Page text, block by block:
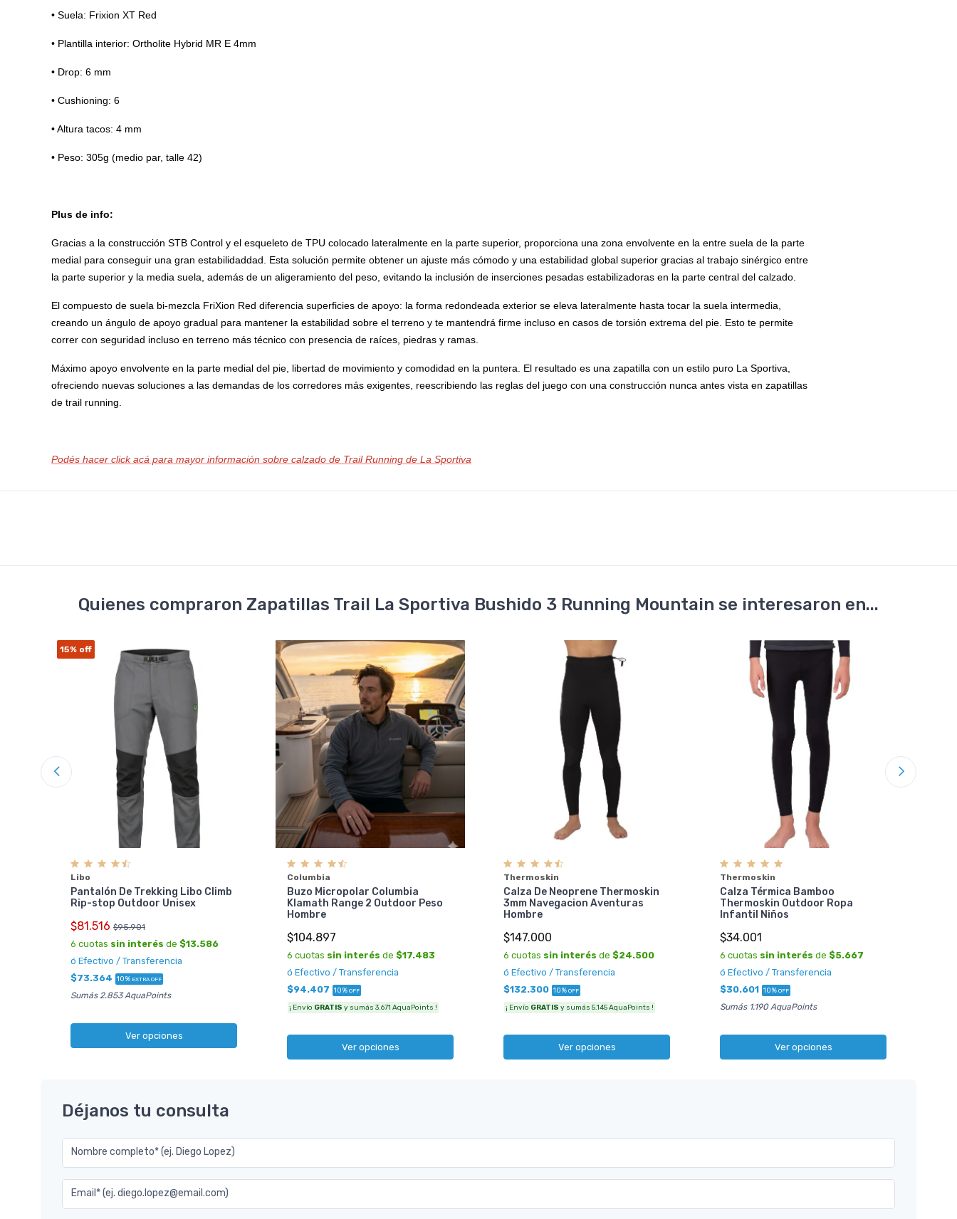
• Suela: Frixion XT Red
• Plantilla interior: Ortholite Hybrid MR E 4mm
• Drop: 6 mm
• Cushioning: 6
• Altura tacos: 4 mm
• Peso: 305g (medio par, talle 42)
Plus de info:
Gracias a la construcción STB Control y el esqueleto de TPU colocado lateralmente en la parte superior, proporciona una zona envolvente en la entre suela de la parte
medial para conseguir una gran estabilidaddad. Esta solución permite obtener un ajuste más cómodo y una estabilidad global superior gracias al trabajo sinérgico entre
la parte superior y la media suela, además de un aligeramiento del peso, evitando la inclusión de inserciones pesadas estabilizadoras en la parte central del calzado.
El compuesto de suela bi-mezcla FriXion Red diferencia superficies de apoyo: la forma redondeada exterior se eleva lateralmente hasta tocar la suela intermedia,
creando un ángulo de apoyo gradual para mantener la estabilidad sobre el terreno y te mantendrá firme incluso en casos de torsión extrema del pie. Esto te permite
correr con seguridad incluso en terreno más técnico con presencia de raíces, piedras y ramas.
Máximo apoyo envolvente en la parte medial del pie, libertad de movimiento y comodidad en la puntera. El resultado es una zapatilla con un estilo puro La Sportiva,
ofreciendo nuevas soluciones a las demandas de los corredores más exigentes, reescribiendo las reglas del juego con una construcción nunca antes vista en zapatillas
de trail running.
Podés hacer click acá para mayor información sobre calzado de Trail Running de La Sportiva
Quienes compraron Zapatillas Trail La Sportiva Bushido 3 Running Mountain se interesaron en...
15% off
Libo
Pantalón De Trekking Libo Climb
Rip-stop Outdoor Unisex
$81.516 $95.901
6 cuotas sin interés de $13.586
ó Efectivo / Transferencia
$73.364 10% EXTRA OFF
Sumás 2.853 AquaPoints
Ver opciones
Columbia
Buzo Micropolar Columbia
Klamath Range 2 Outdoor Peso
Hombre
$104.897
6 cuotas sin interés de $17.483
ó Efectivo / Transferencia
$94.407 10% OFF
¡ Envío GRATIS y sumás 3.671 AquaPoints !
Ver opciones
Thermoskin
Calza De Neoprene Thermoskin
3mm Navegacion Aventuras
Hombre
$147.000
6 cuotas sin interés de $24.500
ó Efectivo / Transferencia
$132.300 10% OFF
¡ Envío GRATIS y sumás 5.145 AquaPoints !
Ver opciones
Thermoskin
Calza Térmica Bamboo
Thermoskin Outdoor Ropa
Infantil Niños
$34.001
6 cuotas sin interés de $5.667
ó Efectivo / Transferencia
$30.601 10% OFF
Sumás 1.190 AquaPoints
Ver opciones
Déjanos tu consulta
Nombre completo* (ej. Diego Lopez)
Email* (ej. diego.lopez@email.com)